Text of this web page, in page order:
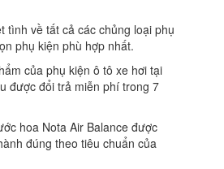
tình về tất cả các chủng loại phụ
phụ kiện phù hợp nhất.
của phụ kiện ô tô xe hơi tại
được đổi trả miễn phí trong 7
hoa Nota Air Balance được
đúng theo tiêu chuẩn của